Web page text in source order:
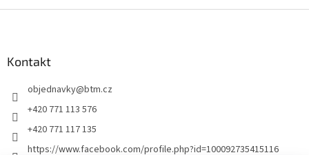
l
y
Kontakt
objednavky@btm.cz
+420 771 113 576
+420 771 117 135
https://www.facebook.com/profile.php?id=100092735415116